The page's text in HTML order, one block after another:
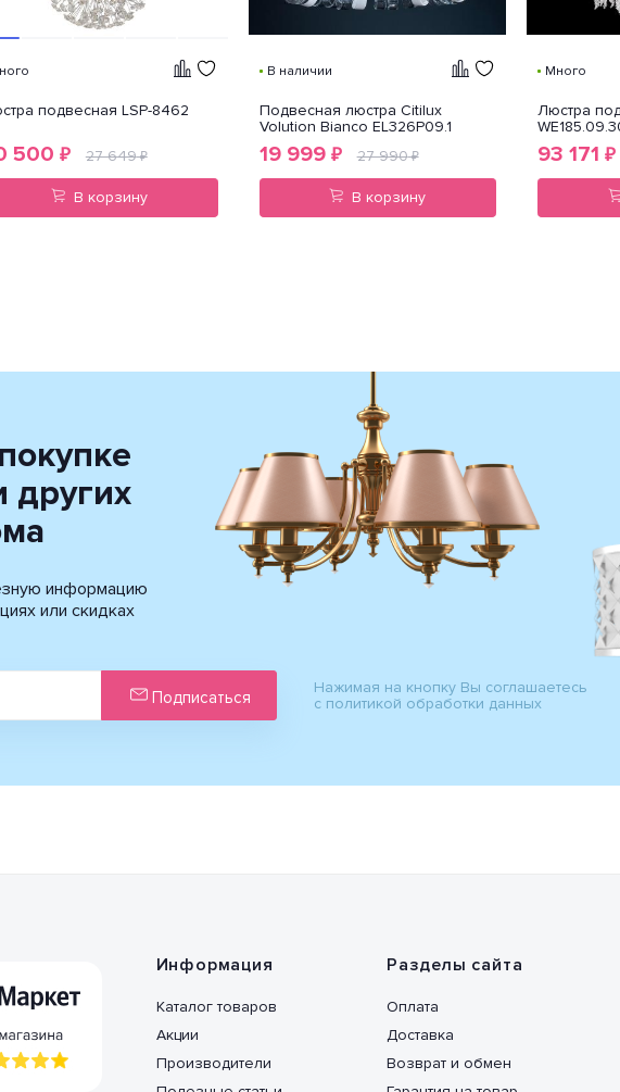
подвесная LSP-8462
500 ₽ 27 649₽
В корзину
В наличии
Подвесная люстра Citilux
Volution Bianco EL326P09.1
19 999₽ 27 990₽
В корзину
Много
Люстра
93 171 ₽
других
информацию
или скидках
Подписаться
Нажимая на кнопку Вы соглашаетесь
с политикой обработки данных
Информация
Каталог товаров
Акции
Производители
Разделы сайта
Оплата
Доставка
Возврат и обмен